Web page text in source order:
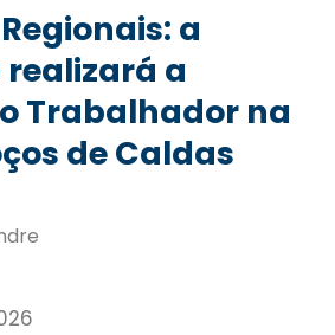
a
realizará a
Trabalhador na
de Caldas